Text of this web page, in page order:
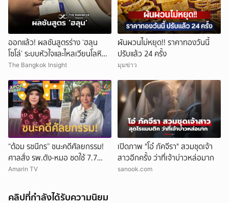
ออกแล้ว! ผลชันสูตรร่าง ‘ฮลุน
โซโล่’ ระบบหัวใจและไหลเวียนโลหิต
ล้มเหลว
The Bangkok Insight
ผันผวนไม่หยุด!! ราคาทองวันนี้
ปรับแล้ว 24 ครั้ง
มุมข่าว
“ต้อม รชนีกร” ชนะคดีศัลยกรรม!
ศาลสั่ง รพ.ดัง-หมอ ชดใช้ 7.7
ล้าน
Amarin TV
เปิดภาพ "โอ๋ ภัคจีรา" สวมชุดเจ้า
สาวอีกครั้ง ว่าที่เจ้าบ่าวหล่อมาก
sanook.com
คลิปที่กำลังได้รับความนิยม